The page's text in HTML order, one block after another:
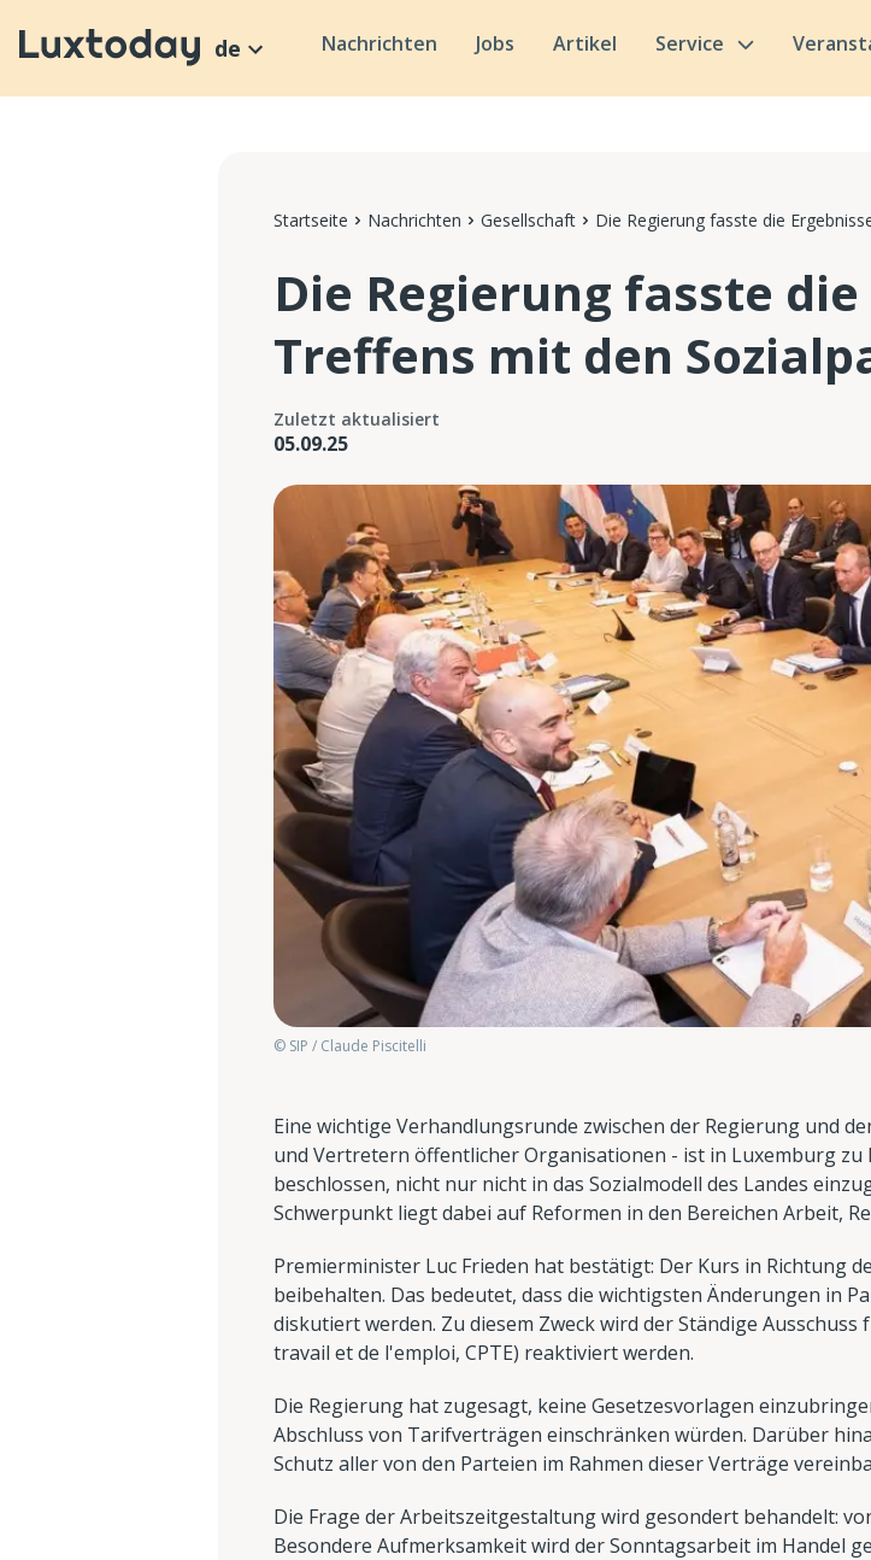
de Nachrichten Jobs Artikel Service
Startseite Nachrichten Gesellschaft Die Regierung fasste die
Die Regierung fasste
Treffens mit den
Zuletzt aktualisiert
05.09.25
© SIP / Claude Piscitelli
Eine wichtige Verhandlungsrunde zwischen der Regierung und
und Vertretern öffentlicher Organisationen - ist in Luxemburg zu
beschlossen, nicht nur nicht in das Sozialmodell des Landes
Schwerpunkt liegt dabei auf Reformen in den Bereichen Arbeit,
Premierminister Luc Frieden hat bestätigt: Der Kurs in Richtung
beibehalten. Das bedeutet, dass die wichtigsten Änderungen in
diskutiert werden. Zu diesem Zweck wird der Ständige
travail et de l'emploi, CPTE) reaktiviert werden.
Die Regierung hat zugesagt, keine Gesetzesvorlagen
Abschluss von Tarifverträgen einschränken würden. Darüber
Schutz aller von den Parteien im Rahmen dieser Verträge
Die Frage der Arbeitszeitgestaltung wird gesondert behandelt:
Besondere Aufmerksamkeit wird der Sonntagsarbeit im Handel